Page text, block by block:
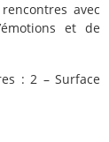
avec
et de
: 2 – Surface